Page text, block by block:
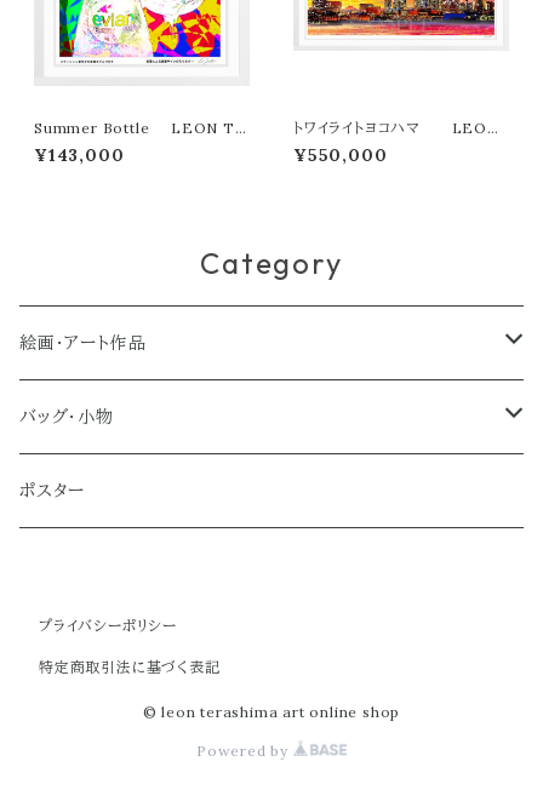
Summer Bottle LEON TE
RASHIMA版画作品180作限定
¥143,000
トワイライトヨコハマ LEON
TERASHIMA版画作品77作限
定（オンライン限定特典付き作
¥550,000
Category
絵画・アート作品
大型作品
ノーマルサイズ（約Ａ２サイズ）
スモールサイズ
バッグ・小物
トートバッグ
ショルダーバッグ
ポスター
プライバシーポリシー
特定商取引法に基づく表記
© leon terashima art online shop
Powered by